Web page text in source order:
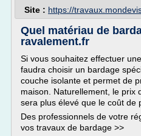
Site : https://
Quel matériau de
ravalement.fr
Si vous souhaitez effectuer
faudra choisir un bardage
couche isolante et permet de
maison. Naturellement, le prix
sera plus élevé que le coût de
Des professionnels de votre
vos travaux de bardage >>